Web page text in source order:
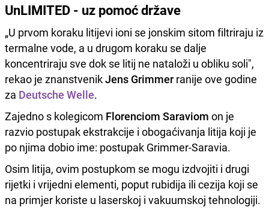
UnLIMITED - uz pomoć države
„U prvom koraku litijevi ioni se jonskim sitom filtriraju iz
termalne vode, a u drugom koraku se dalje
koncentriraju sve dok se litij ne nataloži u obliku soli",
rekao je znanstvenikJens Grimmer ranije ove godine
za Deutsche Welle.
Zajedno s kolegicom Florenciom Saraviom on je
razvio postupak ekstrakcije i obogaćivanja litija koji je
po njima dobio ime: postupak Grimmer-Saravia.
Osim litija, ovim postupkom se mogu izdvojiti i drugi
rijetki i vrijedni elementi, poput rubidija ili cezija koji se
na primjer koriste u laserskoj i vakuumskoj tehnologiji.